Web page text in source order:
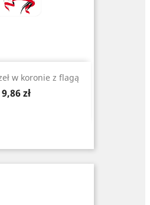
w koronie z flagą
Cena
9,86 zł